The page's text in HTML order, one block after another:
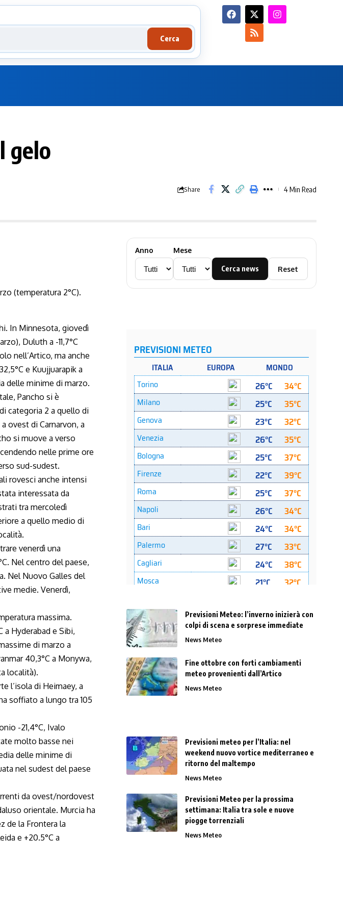
Cerca
gelo
Share 4 Min Read
In Minnesota, giovedì
Duluth a -11,7°C
nell’Artico, ma anche
e Kuujjuarapik a
delle minime di marzo.
Pancho si è
categoria 2 a quello di
ovest di Carnarvon, a
si muove a verso
nelle prime ore
sud-sudest.
rovesci anche intensi
interessata da
tra mercoledì
a quello medio di
venerdì una
Nel centro del paese,
Nel Nuovo Galles del
medie. Venerdì,
massima.
a Hyderabad e Sibi,
di marzo a
40,3°C a Monywa,
località).
l’isola di Heimaey, a
soffiato a lungo tra 105
-21,4°C, Ivalo
molto basse nei
delle minime di
nel sudest del paese
da ovest/nordovest
orientale. Murcia ha
de la Frontera la
e +20.5°C a
Anno Mese
Cerca news Reset
Previsioni Meteo: l’inverno inizierà con
colpi di scena e sorprese immediate
News Meteo
Fine ottobre con forti cambiamenti
meteo provenienti dall’Artico
News Meteo
Previsioni meteo per l’Italia: nel
weekend nuovo vortice mediterraneo e
ritorno del maltempo
News Meteo
Previsioni Meteo per la prossima
settimana: Italia tra sole e nuove
piogge torrenziali
News Meteo